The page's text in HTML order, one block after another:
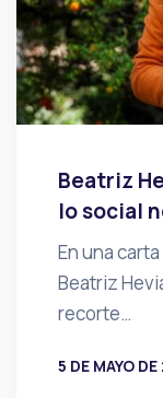
Beatriz
lo social
En una
Beatriz
recorte…
5 DE MAYO